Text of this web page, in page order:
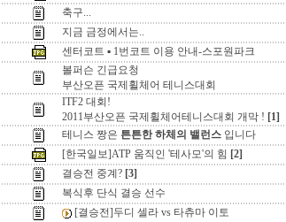
축구...
지금 금정에서는..
센터코트 ▪ 1번코트 이용 안내-스포원파크
볼퍼슨 긴급요청
부산오픈 국제휠체어 테니스대회
ITF2 대회!
2011부산오픈 국제휠체어테니스대회 개막 ! [1]
테니스 짱은 튼튼한 하체의 밸런스 입니다
[한국일보]ATP 움직인 '테사모'의 힘 [2]
결승전 중계? [3]
복식후 단식 결승 선수
[결승전]두디 셀라 vs 타츄마 이토